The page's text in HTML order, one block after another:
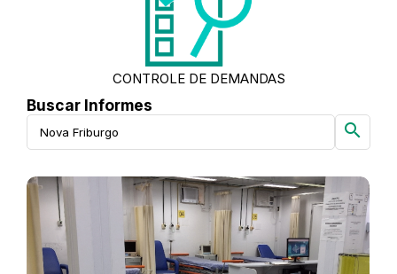
CONTROLE DE DEMANDAS
Buscar Informes
search